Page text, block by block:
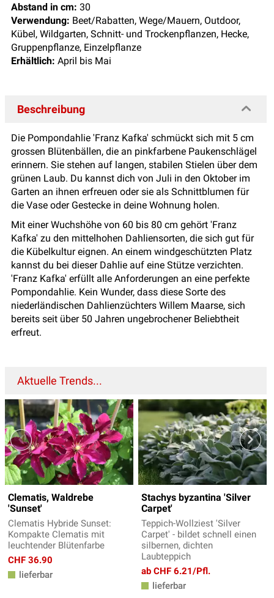
Abstand in cm: 30
Verwendung: Beet/Rabatten, Wege/Mauern, Outdoor,
Kübel, Wildgarten, Schnitt- und Trockenpflanzen, Hecke,
Gruppenpflanze, Einzelpflanze
Erhältlich: April bis Mai
Beschreibung
Die Pompondahlie 'Franz Kafka' schmückt sich mit 5 cm
grossen Blütenbällen, die an pinkfarbene Paukenschlägel
erinnern. Sie stehen auf langen, stabilen Stielen über dem
grünen Laub. Du kannst dich von Juli in den Oktober im
Garten an ihnen erfreuen oder sie als Schnittblumen für
die Vase oder Gestecke in deine Wohnung holen.
Mit einer Wuchshöhe von 60 bis 80 cm gehört 'Franz
Kafka' zu den mittelhohen Dahliensorten, die sich gut für
die Kübelkultur eignen. An einem windgeschützten Platz
kannst du bei dieser Dahlie auf eine Stütze verzichten.
'Franz Kafka' erfüllt alle Anforderungen an eine perfekte
Pompondahlie. Kein Wunder, dass diese Sorte des
niederländischen Dahlienzüchters Willem Maarse, sich
bereits seit über 50 Jahren ungebrochener Beliebtheit
erfreut.
Aktuelle Trends...
Clematis, Waldrebe
'Sunset'
Clematis Hybride Sunset:
Kompakte Clematis mit
leuchtender Blütenfarbe
CHF 36.90
lieferbar
Stachys byzantina 'Silver
Carpet'
Teppich-Wollziest 'Silver
Carpet' - bildet schnell einen
silbernen, dichten
Laubteppich
ab CHF 6.21/Pfl.
lieferbar